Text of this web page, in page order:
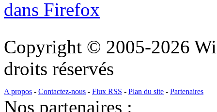
dans Firefox
Copyright © 2005-2026
droits réservés
A propos - Contactez-nous - Flux RSS - Plan du site - Partenaires
Nos partenaires :